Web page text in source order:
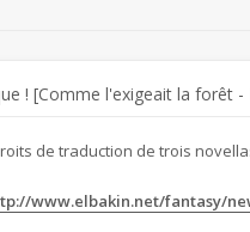
! [Comme l'exigeait la forêt
de traduction de trois
www.elbakin.net/fantasy/